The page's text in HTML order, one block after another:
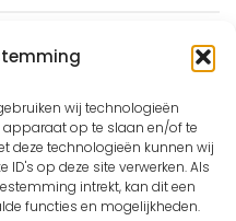
wij technologieën
op te slaan en/of te
deze technologieën kunnen wij
op deze site verwerken. Als
intrekt, kan dit een
functies en mogelijkheden.
the content by ©Silerna
Attribution-
InternationalLicense.